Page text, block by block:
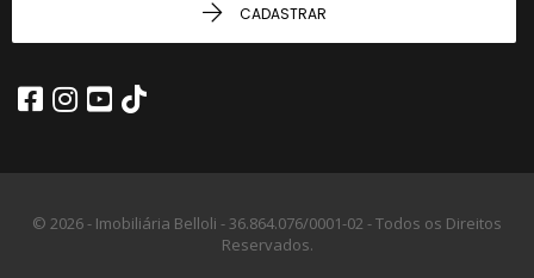
CADASTRAR
© 2026 - Imobiliária Belloli -36.864.076/0001-02 -Todos os Direitos
Reservados.